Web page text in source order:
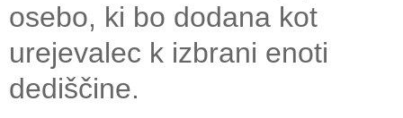
osebo, ki bo dodana kot
urejevalec k izbrani enoti
dediščine.